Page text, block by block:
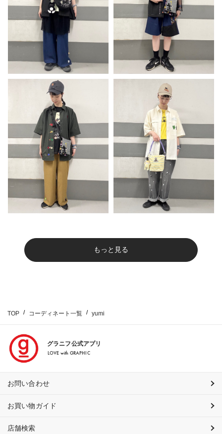
もっと見る
TOP コーディネート一覧 yumi
グラニフ公式アプリ
LOVE with GRAPHIC
お問い合わせ
お買い物ガイド
店舗検索